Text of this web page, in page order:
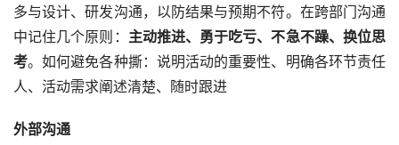
多与设计、研发沟通，以防结果与预期不符。在跨部门沟通
中记住几个原则： 主动推进、勇于吃亏、不急不躁、换位思
考。如何避免各种撕：说明活动的重要性、明确各环节责任
人、活动需求阐述清楚、随时跟进
外部沟通